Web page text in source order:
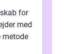
for
med
metode